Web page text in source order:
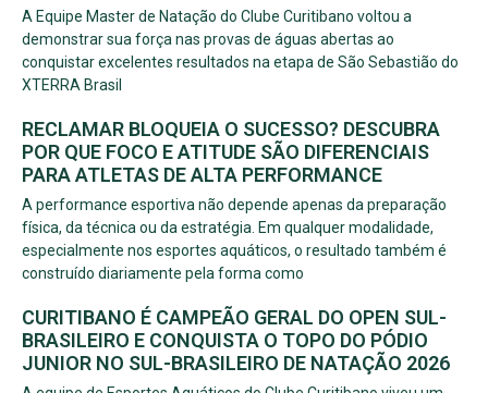
A Equipe Master de Natação do Clube Curitibano voltou a
demonstrar sua força nas provas de águas abertas ao
conquistar excelentes resultados na etapa de São Sebastião do
XTERRA Brasil
RECLAMAR BLOQUEIA O SUCESSO? DESCUBRA
POR QUE FOCO E ATITUDE SÃO DIFERENCIAIS
PARA ATLETAS DE ALTA PERFORMANCE
A performance esportiva não depende apenas da preparação
física, da técnica ou da estratégia. Em qualquer modalidade,
especialmente nos esportes aquáticos, o resultado também é
construído diariamente pela forma como
CURITIBANO É CAMPEÃO GERAL DO OPEN SUL-
BRASILEIRO E CONQUISTA O TOPO DO PÓDIO
JUNIOR NO SUL-BRASILEIRO DE NATAÇÃO 2026